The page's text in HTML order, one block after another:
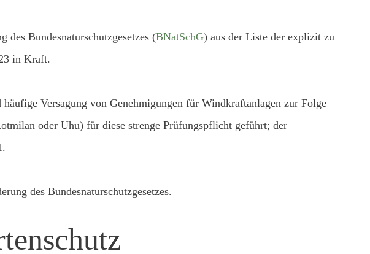
Bundesnaturschutzgesetzes (BNatSchG) aus der Liste der explizit zu
in Kraft.
Versagung von Genehmigungen für Windkraftanlagen zur Folge
oder Uhu) für diese strenge Prüfungspflicht geführt; der
des Bundesnaturschutzgesetzes.